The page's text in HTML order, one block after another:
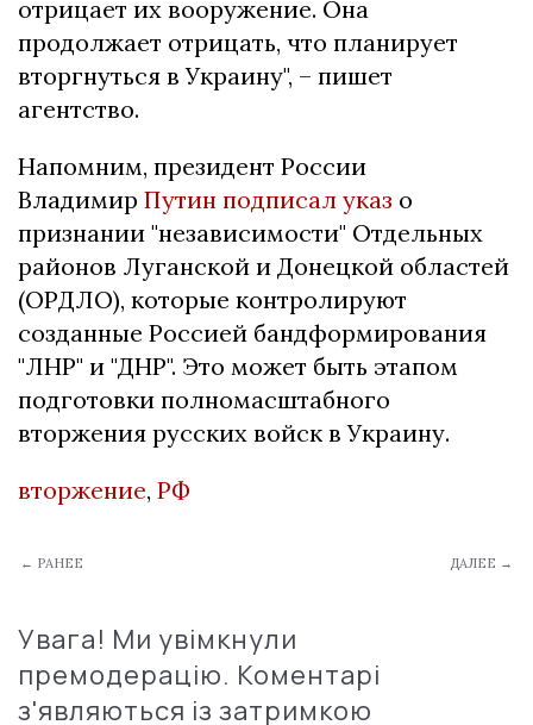
отрицает их вооружение. Она
продолжает отрицать, что планирует
вторгнуться в Украину", – пишет
агентство.
Напомним, президент России
Владимир Путин подписал указ о
признании "независимости" Отдельных
районов Луганской и Донецкой областей
(ОРДЛО), которые контролируют
созданные Россией бандформирования
"ЛНР" и "ДНР". Это может быть этапом
подготовки полномасштабного
вторжения русских войск в Украину.
вторжение, РФ
← РАНЕЕ ДАЛЕЕ →
Увага! Ми увімкнули
премодерацію. Коментарі
з'являються із затримкою